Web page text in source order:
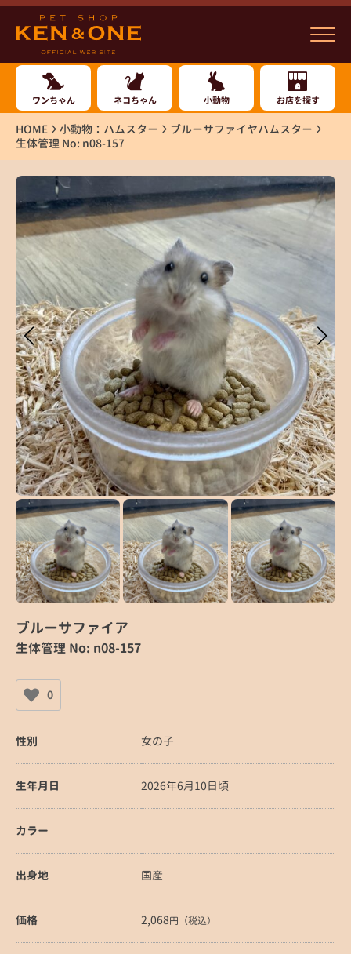
ワンちゃん ネコちゃん 小動物 お店を探す
HOME 小動物：ハムスター
ブルーサファイヤハムスター
生体管理 No: n08-157
ブルーサファイア
生体管理 No: n08-157
0
性別 女の子
生年月日 2026年6月10日頃
カラー
出身地 国産
価格 2,068円（税込）